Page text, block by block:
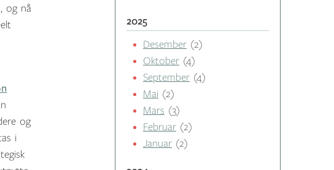
og nå
og
i
2025
Desember (2)
Oktober (4)
September (4)
Mai (2)
Mars (3)
Februar (2)
Januar (2)